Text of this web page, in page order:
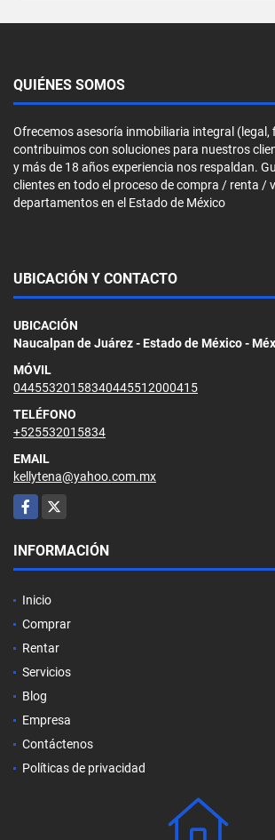
QUIÉNES SOMOS
Ofrecemos asesoría inmobiliaria integral (legal,
contribuimos con soluciones para nuestros
y más de 18 años experiencia nos respaldan.
clientes en todo el proceso de compra / renta /
departamentos en el Estado de México
UBICACIÓN Y CONTACTO
UBICACIÓN
Naucalpan de Juárez - Estado de México -
MÓVIL
04455320158340445512000415
TELÉFONO
+525532015834
EMAIL
kellytena@yahoo.com.mx
Facebook
X
INFORMACIÓN
Inicio
Comprar
Rentar
Servicios
Blog
Empresa
Contáctenos
Políticas de privacidad